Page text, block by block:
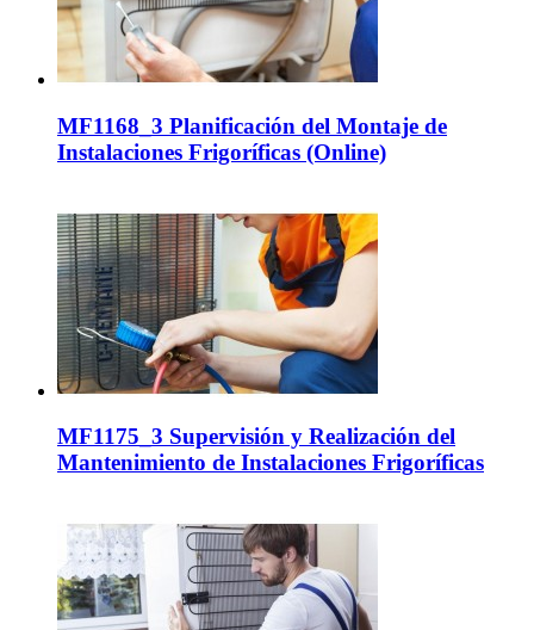
MF1168_3 Planificación del Montaje de
Instalaciones Frigoríficas (Online)
MF1175_3 Supervisión y Realización del
Mantenimiento de Instalaciones Frigoríficas